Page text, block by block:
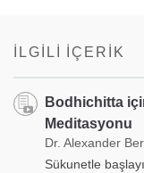
İLGILI İÇERIK
Bodhichitta
Meditasyonu
Dr. Alexander
Sükunetle